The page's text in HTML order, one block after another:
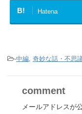
B! Hatena
-中編, 奇妙な話・不思
comment
メールアドレスが